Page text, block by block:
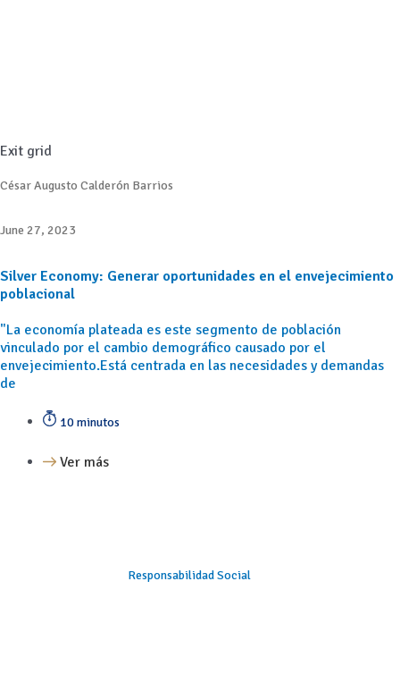
Exit grid
César Augusto Calderón Barrios
June 27, 2023
Silver Economy: Generar oportunidades en el envejecimiento
poblacional
"La economía plateada es este segmento de población
vinculado por el cambio demográfico causado por el
envejecimiento.Está centrada en las necesidades y demandas
de
10 minutos
Ver más
Responsabilidad Social